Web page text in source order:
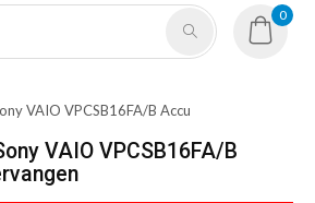
0
VAIO VPCSB16FA/B Accu
VAIO VPCSB16FA/B